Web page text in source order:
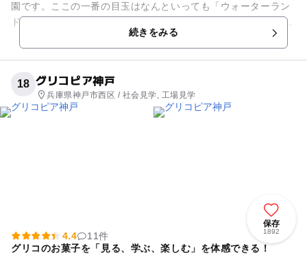
園です。ここの一番の目玉はなんといっても「ウォーターラン
ド」。総面積約10,000平方メートルの水遊びひろばで一度に20
続きをみる
18 グリコピア神戸
兵庫県神戸市西区 / 社会見学, 工場見学
保存
1892
4.4
11件
グリコのお菓子を「見る、学ぶ、楽しむ」を体感できる！